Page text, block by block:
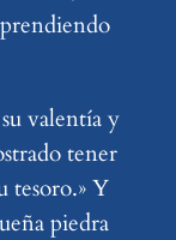
valentía y
tener
tesoro.» Y
piedra